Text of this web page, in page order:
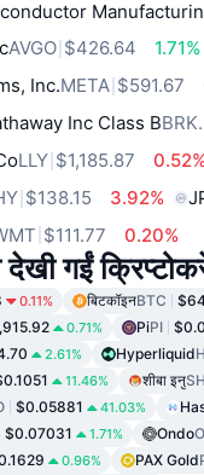
AVGO $426.64 1.71%
Inc.META $591.67
Inc Class B
LLY $1,185.87
$138.15 3.92%
$111.77 0.20%
गईं
0.11% बिटकॉइनBTC
0.71% PiPI
2.61% Hyperliquid
11.46% शीबा इनु
$0.05881 41.03%
$0.07031 1.71% Ondo
0.96% PAX Gold